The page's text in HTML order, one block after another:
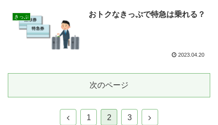
きっぷ おトクなきっぷで特急は乗れる？
2023.04.20
次のページ
前
1 2 3
次